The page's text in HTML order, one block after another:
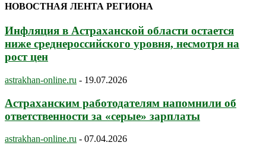
НОВОСТНАЯ ЛЕНТА РЕГИОНА
Инфляция в Астраханской области остается
ниже среднероссийского уровня, несмотря на
рост цен
astrakhan-online.ru - 19.07.2026
Астраханским работодателям напомнили об
ответственности за «серые» зарплаты
astrakhan-online.ru - 07.04.2026